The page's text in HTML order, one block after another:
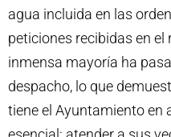
agua incluida en las
peticiones recibidas en
inmensa mayoría ha
despacho, lo que
tiene el Ayuntamiento en